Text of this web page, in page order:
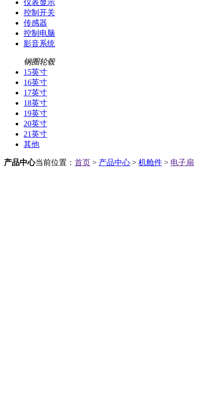
仪表显示
控制开关
传感器
控制电脑
影音系统
钢圈轮毂
15英寸
16英寸
17英寸
18英寸
19英寸
20英寸
21英寸
其他
产品中心当前位置： 首页 > 产品中心 > 机舱件 > 电子扇